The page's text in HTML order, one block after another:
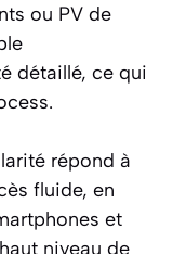
ou PV de
détaillé, ce qui
répond à
fluide, en
et
niveau de